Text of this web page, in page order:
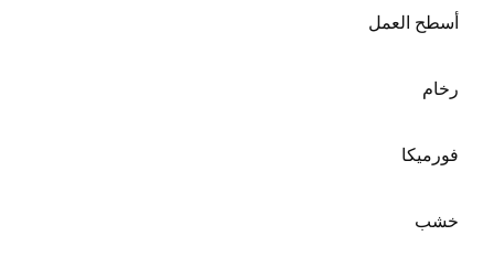
أسطح العمل
رخام
فورميكا
خشب